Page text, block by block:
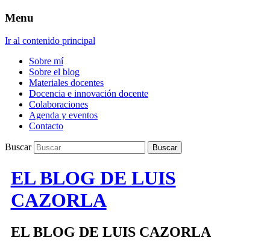
Menu
Ir al contenido principal
Sobre mí
Sobre el blog
Materiales docentes
Docencia e innovación docente
Colaboraciones
Agenda y eventos
Contacto
Buscar
EL BLOG DE LUIS
CAZORLA
EL BLOG DE LUIS CAZORLA